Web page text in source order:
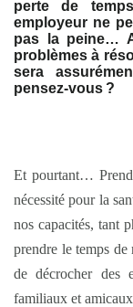
perte de
employeur ne
pas la peine…
problèmes à
sera
pensez-vous ?
Et pourtant…
nécessité pour la
nos capacités, tant
prendre le temps de
de décrocher des
familiaux et